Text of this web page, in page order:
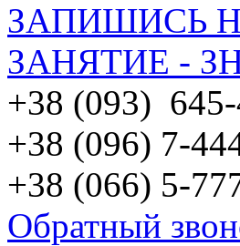
ЗАПИШИСЬ
ЗАНЯТИЕ -
+38 (093)
+38 (096) 7-
+38 (066) 5-
Обратный